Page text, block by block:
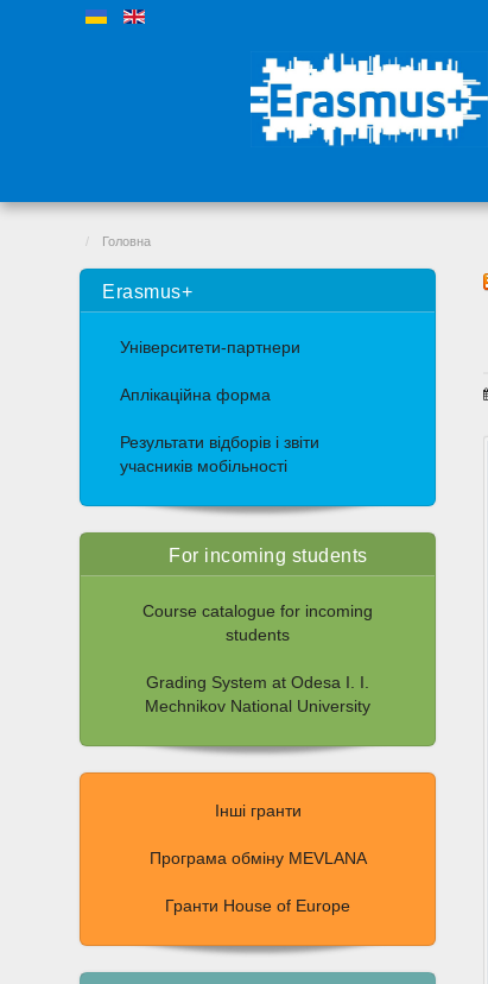
Головна
Erasmus+
Університети-партнери
Аплікаційна форма
Результати відборів і звіти
учасників мобільності
For incoming students
Course catalogue for incoming
students
Grading System at Odesa I. I.
Mechnikov National University
Інші гранти
Програма обміну MEVLANA
Гранти House of Europe